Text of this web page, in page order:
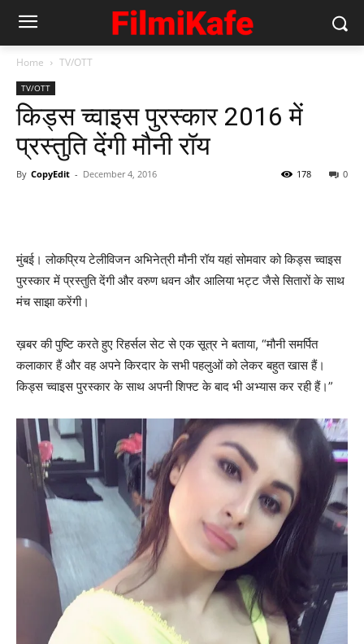
Home TV/OTT
TV/OTT
किड्स च्वाइस पुरस्कार 2016 में
प्रस्तुति देंगी मौनी रॉय
By CopyEdit - December 4, 2016 0
178
मुंबई। लोकप्रिय टेलीविजन अभिनेत्री मौनी रॉय यहां सोमवार को किड्स च्वाइस
पुरस्कार में प्रस्तुति देंगी और वरुण धवन और आलिया भट्ट जैसे सितारों के साथ
मंच साझा करेंगी।
ख़बर की पुष्टि करते हुए रिहर्सल सेट से एक सूत्र ने बताया, “मौनी समर्पित
कलाकार हैं और वह अपने किरदार के सभी पहलुओं को लेकर बहुत खास हैं।
किड्स च्वाइस पुरस्कार के साथ अपनी शिफ्ट के बाद भी अभ्यास कर रही हैं।”